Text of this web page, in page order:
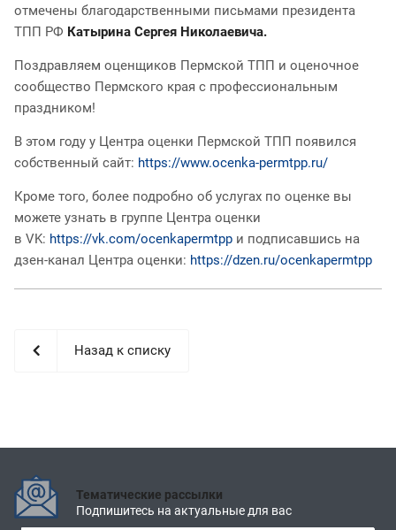
отмечены благодарственными письмами президента
ТПП РФ Катырина Сергея Николаевича.
Поздравляем оценщиков Пермской ТПП и оценочное
сообщество Пермского края с профессиональным
праздником!
В этом году у Центра оценки Пермской ТПП появился
собственный сайт: https://www.ocenka-permtpp.ru/
Кроме того, более подробно об услугах по оценке вы
можете узнать в группе Центра оценки
в VK: https://vk.com/ocenkapermtpp и подписавшись на
дзен-канал Центра оценки: https://dzen.ru/ocenkapermtpp
Назад к списку
Тематические рассылки
Подпишитесь на актуальные для вас